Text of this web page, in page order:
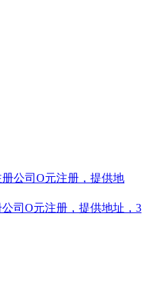
司O元注册，提供地址，3